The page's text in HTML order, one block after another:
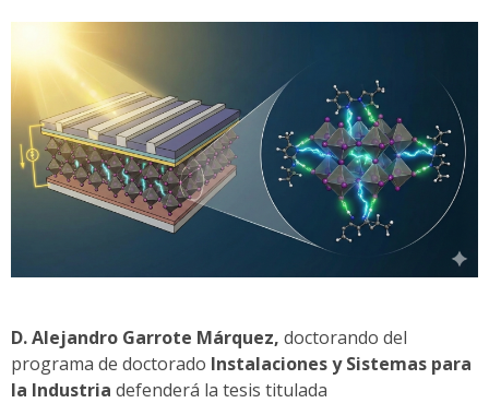
D. Alejandro Garrote Márquez, doctorando del
programa de doctorado Instalaciones y Sistemas para
la Industria defenderá la tesis titulada